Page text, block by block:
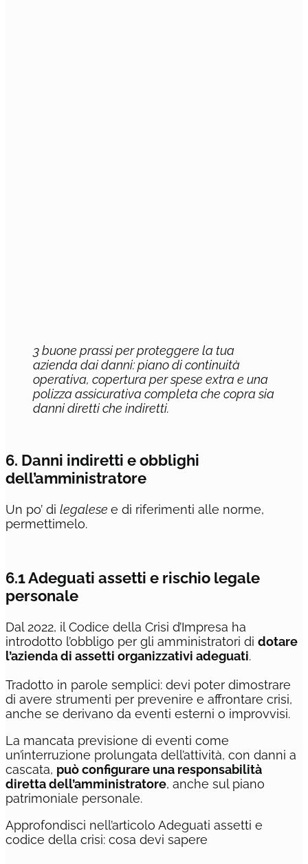
3 buone prassi per proteggere la tua
azienda dai danni: piano di continuità
operativa, copertura per spese extra e una
polizza assicurativa completa che copra sia
danni diretti che indiretti.
6. Danni indiretti e obblighi
dell’amministratore
Un po’ di legalese e di riferimenti alle norme,
permettimelo.
6.1 Adeguati assetti e rischio legale
personale
Dal 2022, il Codice della Crisi d’Impresa ha
introdotto l’obbligo per gli amministratori di dotare
l’azienda di assetti organizzativi adeguati.
Tradotto in parole semplici: devi poter dimostrare
di avere strumenti per prevenire e affrontare crisi,
anche se derivano da eventi esterni o improvvisi.
La mancata previsione di eventi come
un’interruzione prolungata dell’attività, con danni a
cascata, può configurare una responsabilità
diretta dell’amministratore, anche sul piano
patrimoniale personale.
Approfondisci nell’articolo Adeguati assetti e
codice della crisi: cosa devi sapere